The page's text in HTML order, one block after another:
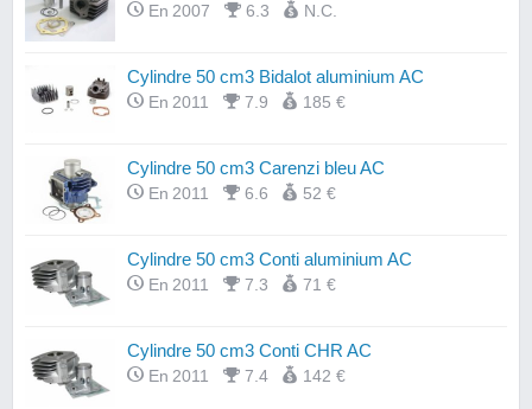
En 2007 6.3 N.C.
Cylindre 50 cm3 Bidalot aluminium AC
En 2011 7.9 185 €
Cylindre 50 cm3 Carenzi bleu AC
En 2011 6.6 52 €
Cylindre 50 cm3 Conti aluminium AC
En 2011 7.3 71 €
Cylindre 50 cm3 Conti CHR AC
En 2011 7.4 142 €